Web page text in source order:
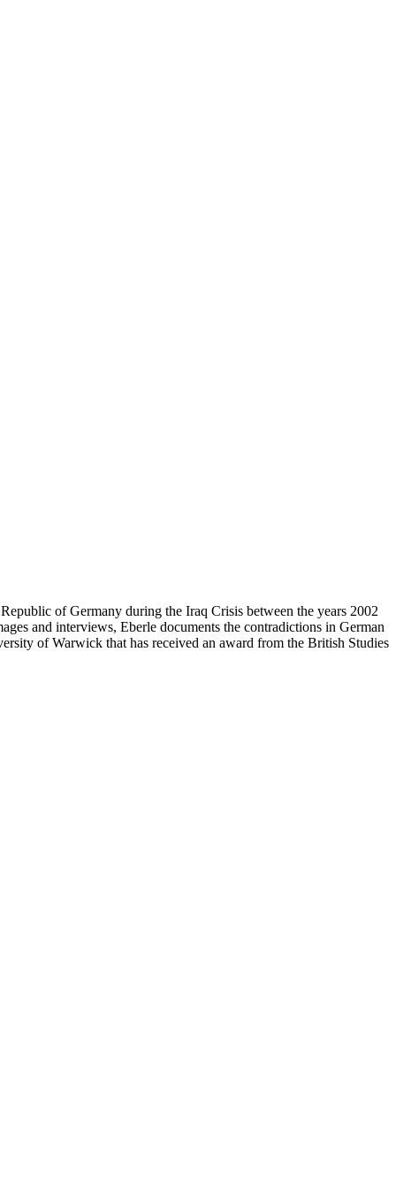
of Germany during the Iraq Crisis between the years 2002
and interviews, Eberle documents the contradictions in German
of Warwick that has received an award from the British Studies